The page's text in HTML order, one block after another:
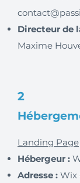
Directeur de
Maxime
2
Landing Page
Hébergeur :
Adresse : Wix